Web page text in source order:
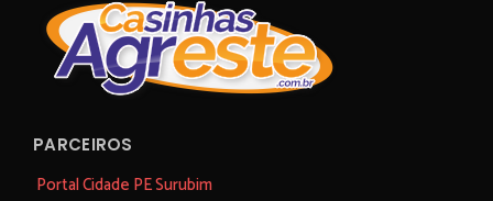
PARCEIROS
Portal Cidade PE Surubim